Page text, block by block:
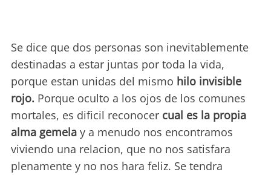
Se dice que dos personas son inevitablemente
destinadas a estar juntas por toda la vida,
porque estan unidas del mismo hilo invisible
rojo. Porque oculto a los ojos de los comunes
mortales, es dificil reconocer cual es la propia
alma gemela y a menudo nos encontramos
viviendo una relacion, que no nos satisfara
plenamente y no nos hara feliz. Se tendra